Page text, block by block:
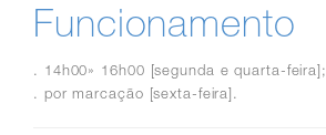
Funcionamento
. 14h00» 16h00 [segunda e quarta-feira];
. por marcação [sexta-feira].